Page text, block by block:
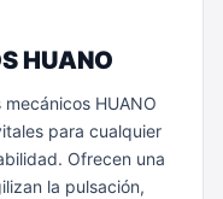
HUANO
HUANO
para cualquier
Ofrecen una
la pulsación,